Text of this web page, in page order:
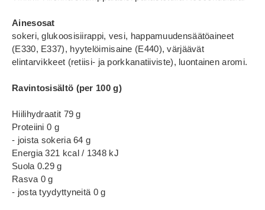
Ainesosat
sokeri, glukoosisiirappi, vesi, happamuudensäätöaineet
(E330, E337), hyytelöimisaine (E440), värjäävät
elintarvikkeet (retiisi- ja porkkanatiiviste), luontainen aromi.
Ravintosisältö (per 100 g)
Hiilihydraatit 79 g
Proteiini 0 g
- joista sokeria 64 g
Energia 321 kcal / 1348 kJ
Suola 0.29 g
Rasva 0 g
- josta tyydyttyneitä 0 g